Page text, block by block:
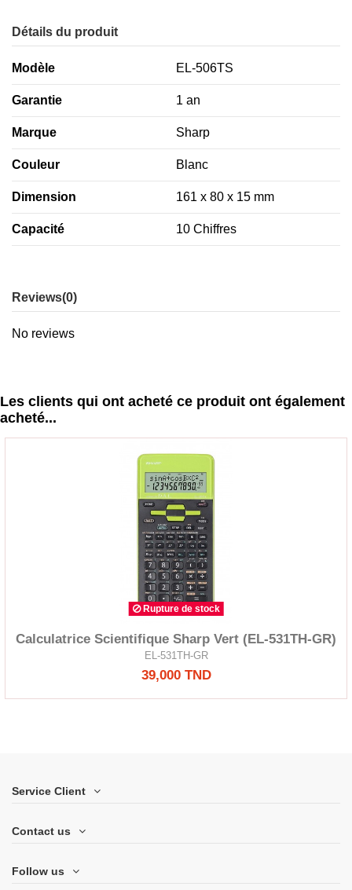
Détails du produit
Modèle EL-506TS
Garantie 1 an
Marque Sharp
Couleur Blanc
Dimension 161 x 80 x 15 mm
Capacité 10 Chiffres
Reviews(0)
No reviews
Les clients qui ont acheté ce produit ont également
acheté...
Rupture de stock
Calculatrice Scientifique Sharp Vert (EL-531TH-GR)
EL-531TH-GR
39,000 TND
Service Client
Contact us
Follow us